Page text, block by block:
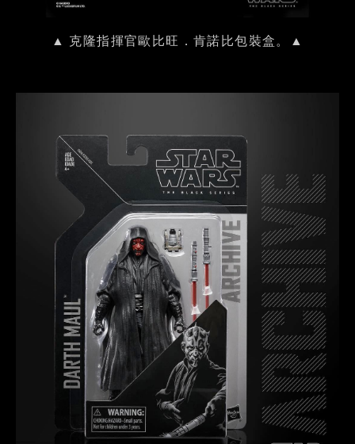
▲ 克隆指揮官歐比旺．肯諾比包裝盒。▲